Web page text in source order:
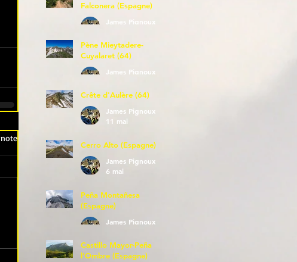
note
Falconera (Espagne)
James Pignoux
Pène Mieytadere-
Cuyalaret (64)
James Pignoux
Crête d'Aulère (64)
James Pignoux
11 mai
Cerro Alto (Espagne)
James Pignoux
6 mai
Peña Montañesa
(Espagne)
James Pignoux
Castillo Mayor-Peña
l'Ombre (Espagne)